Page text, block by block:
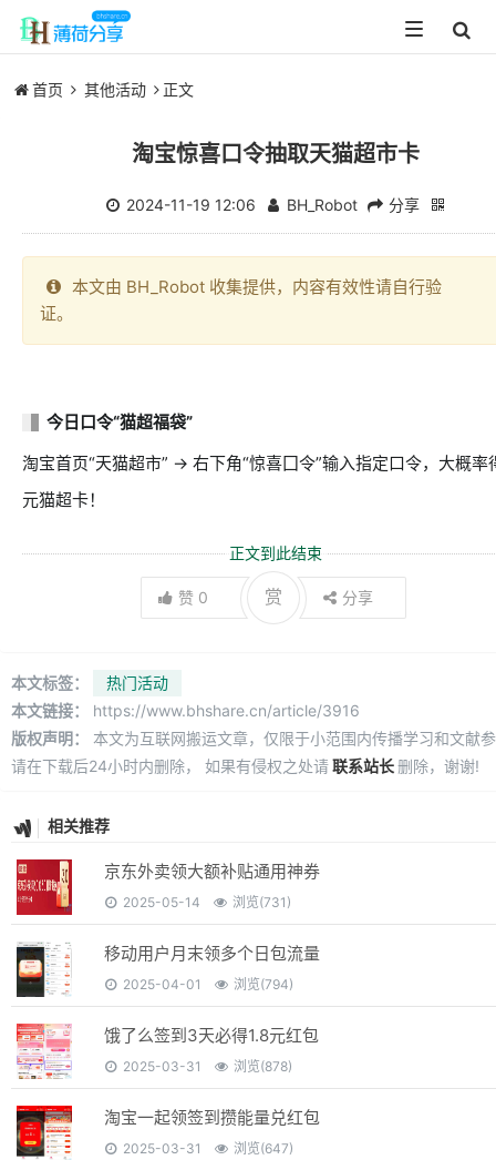
Toggle
navigation
首页 其他活动 正文
淘宝惊喜口令抽取天猫超市卡
2024-11-19 12:06 BH_Robot 分享
本文由 BH_Robot 收集提供，内容有效性请自行验
证。
今日口令“猫超福袋”
淘宝首页“天猫超市” → 右下角“惊喜囗令”输入指定口令，大概率
元猫超卡！
正文到此结束
赞 0 赏 分享
本文标签：
热门活动
本文链接：
https://www.bhshare.cn/article/3916
版权声明：
本文为互联网搬运文章，仅限于小范围内传播学习和文献
请在下载后24小时内删除， 如果有侵权之处请联系站长删除，谢谢!
相关推荐
京东外卖领大额补贴通用神券
2025-05-14 浏览(731)
移动用户月末领多个日包流量
2025-04-01 浏览(794)
饿了么签到3天必得1.8元红包
2025-03-31 浏览(878)
淘宝一起领签到攒能量兑红包
2025-03-31 浏览(647)